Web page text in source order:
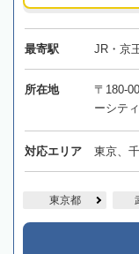
最寄駅 JR・京
所在地
〒180-
ーシテ
対応エリア 東京、
東京都